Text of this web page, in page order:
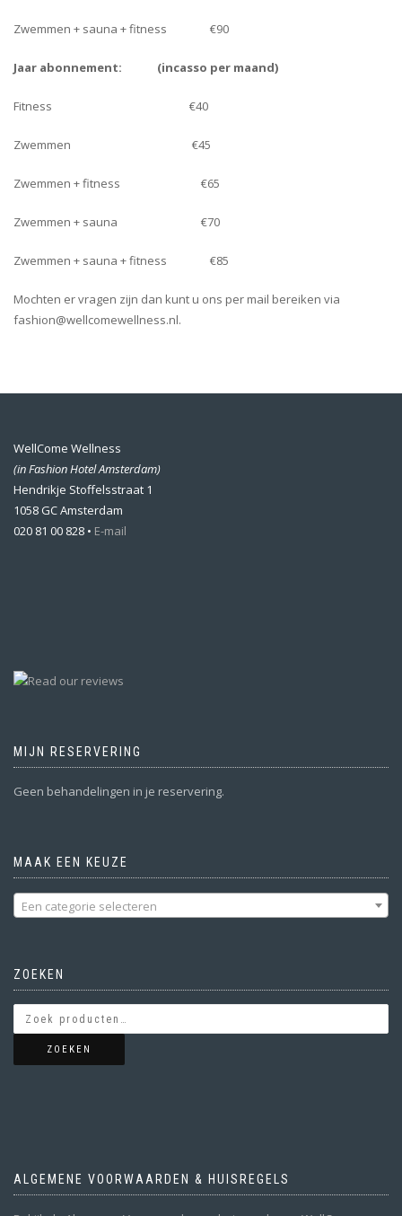
Zwemmen + sauna + fitness €90
Jaar abonnement: (incasso per maand)
Fitness €40
Zwemmen €45
Zwemmen + fitness €65
Zwemmen + sauna €70
Zwemmen + sauna + fitness €85
Mochten er vragen zijn dan kunt u ons per mail bereiken via
fashion@wellcomewellness.nl.
WellCome Wellness
(in Fashion Hotel Amsterdam)
Hendrikje Stoffelsstraat 1
1058 GC Amsterdam
020 81 00 828 • E-mail
MIJN RESERVERING
Geen behandelingen in je reservering.
MAAK EEN KEUZE
Een categorie selecteren
ZOEKEN
ZOEKEN
ALGEMENE VOORWAARDEN & HUISREGELS